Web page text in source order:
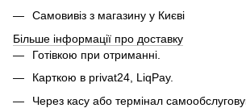
Самовивіз з магазину у Києві
Більше інформації про доставку
Готівкою при отриманні.
Карткою в privat24, LiqPay.
Через касу або термінал